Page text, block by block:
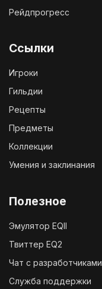
Рейдпрогресс
Ссылки
Игроки
Гильдии
Рецепты
Предметы
Коллекции
Умения и заклинания
Полезное
Эмулятор EQII
Твиттер EQ2
Чат с разработчиками
Служба поддержки